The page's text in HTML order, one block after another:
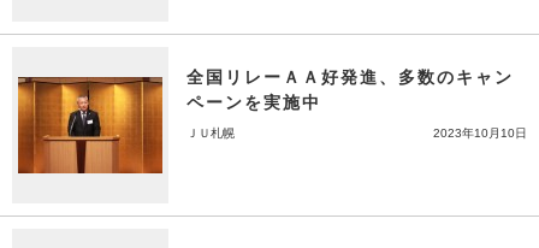
全国リレーＡＡ好発進、多数のキャン
ペーンを実施中
ＪＵ札幌 2023年10月10日